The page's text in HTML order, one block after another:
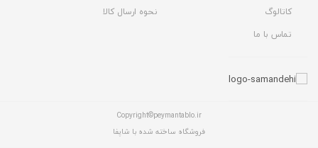
کاتالوگ
نحوه ارسال کالا
تماس با ما
Copyright©peymantablo.ir
فروشگاه ساخته شده با شاپفا